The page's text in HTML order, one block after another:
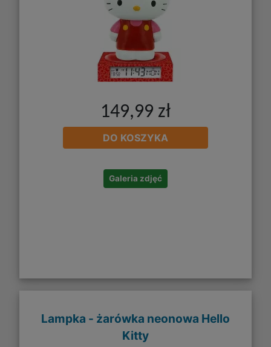
149,99 zł
DO KOSZYKA
Galeria zdjęć
Lampka - żarówka neonowa Hello
Kitty